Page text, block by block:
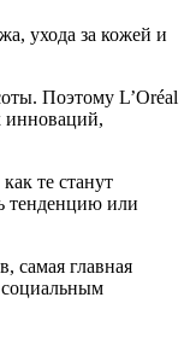
ухода за кожей и
Поэтому L’Oréal
инноваций,
те станут
тенденцию или
самая главная
социальным